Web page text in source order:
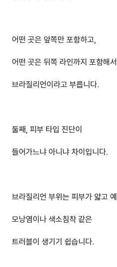
어떤 곳은 앞쪽만 포함하고,
어떤 곳은 뒤쪽 라인까지 포함해서
브라질리언이라고 부릅니다.
둘째, 피부 타입 진단이
들어가느냐 아니냐 차이입니다.
브라질리언 부위는 피부가 얇고
모낭염이나 색소침착 같은
트러블이 생기기 쉽습니다.